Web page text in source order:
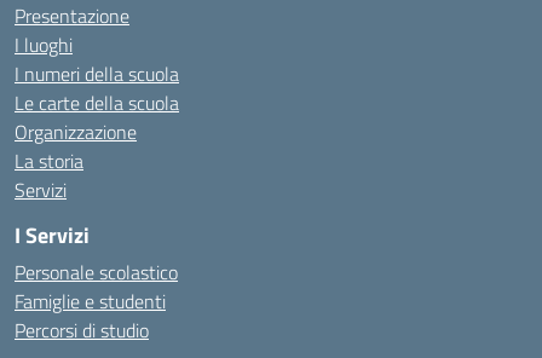
Presentazione
I luoghi
I numeri della scuola
Le carte della scuola
Organizzazione
La storia
Servizi
I Servizi
Personale scolastico
Famiglie e studenti
Percorsi di studio